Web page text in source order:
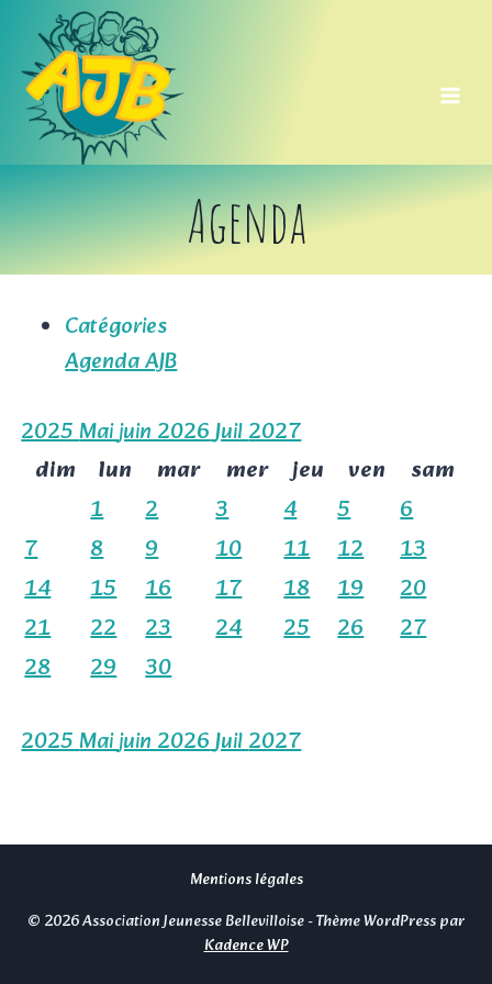
contenu
Agenda
Catégories
Agenda AJB
2025Maijuin 2026Juil2027
dim
lun mar mer jeu ven
sam
1
2 3 4 5
6
7
8 9 10 11 12
13
14
15 16 17 18 19
20
21
22 23 24 25 26
27
28
29
30
2025Maijuin 2026Juil2027
Mentions légales
© 2026 Association Jeunesse Bellevilloise - Thème WordPress par
Kadence WP